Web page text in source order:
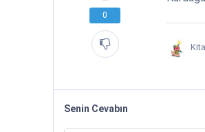
0
Senin Cevabın